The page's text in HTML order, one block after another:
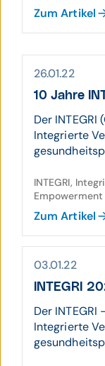
Zum Artikel
26.01.22
10 Jahre
Der
Integrierte
INTEGRI,
Zum Artikel
03.01.22
INTEGRI
Der
Integrierte